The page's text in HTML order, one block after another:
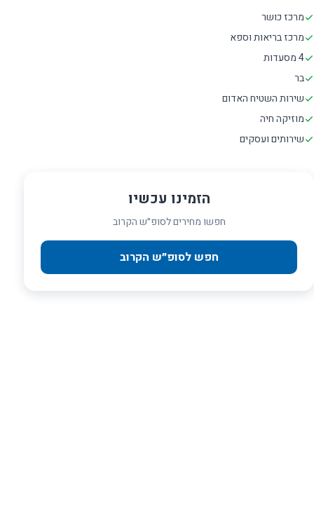
מרכז כושר
מרכז בריאות וספא
4 מסעדות
בר
שירות השטיח האדום
מוזיקה חיה
שירותים ועסקים
הזמינו עכשיו
חפשו מחירים לסופ״ש הקרוב
חפש לסופ״ש הקרוב